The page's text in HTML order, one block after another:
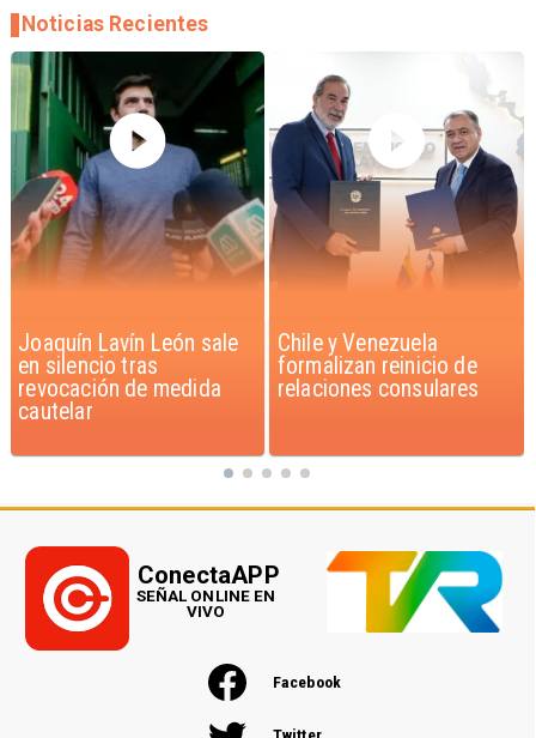
Chile y Venezuela
formalizan reinicio de
relaciones consulares
Feriantes rechazan
dichos de Camila Flores
sobre Fabiola Campillai
Noticias Recientes
Facebook
ConectaAPP
SEÑAL ONLINE EN
VIVO